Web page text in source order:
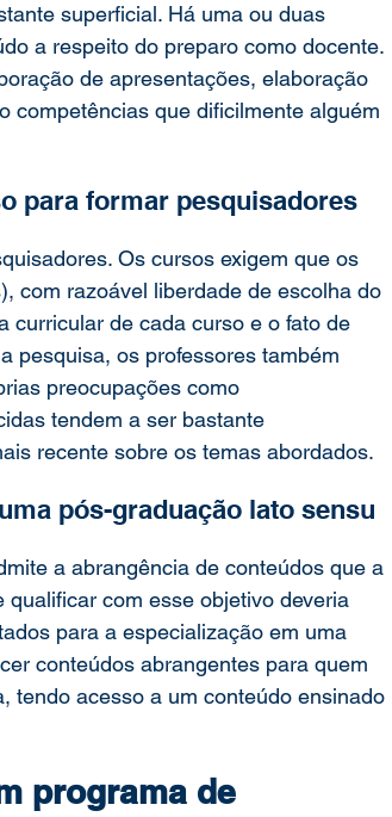
superficial. Há uma ou duas
a respeito do preparo como docente.
de apresentações, elaboração
competências que dificilmente alguém
para formar pesquisadores
Os cursos exigem que os
com razoável liberdade de escolha do
curricular de cada curso e o fato de
pesquisa, os professores também
preocupações como
tendem a ser bastante
recente sobre os temas abordados.
pós-graduação lato sensu
a abrangência de conteúdos que a
com esse objetivo deveria
para a especialização em uma
conteúdos abrangentes para quem
tendo acesso a um conteúdo ensinado
programa de